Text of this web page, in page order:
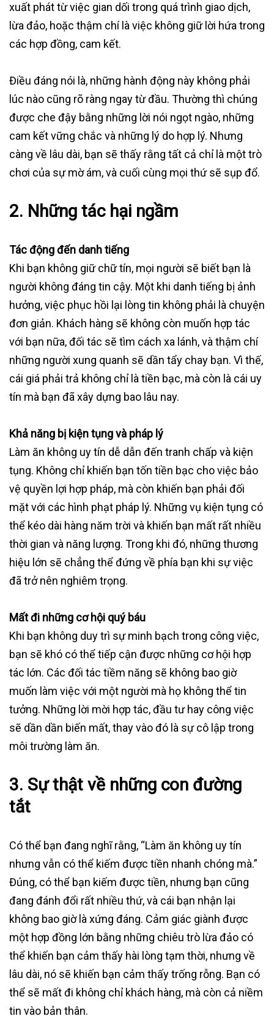
xuất phát từ việc gian dối trong quá trình giao dịch,
lừa đảo, hoặc thậm chí là việc không giữ lời hứa trong
các hợp đồng, cam kết.
Điều đáng nói là, những hành động này không phải
lúc nào cũng rõ ràng ngay từ đầu. Thường thì chúng
được che đậy bằng những lời nói ngọt ngào, những
cam kết vững chắc và những lý do hợp lý. Nhưng
càng về lâu dài, bạn sẽ thấy rằng tất cả chỉ là một trò
chơi của sự mờ ám, và cuối cùng mọi thứ sẽ sụp đổ.
2. Những tác hại ngầm
Tác động đến danh tiếng
Khi bạn không giữ chữ tín, mọi người sẽ biết bạn là
người không đáng tin cậy. Một khi danh tiếng bị ảnh
hưởng, việc phục hồi lại lòng tin không phải là chuyện
đơn giản. Khách hàng sẽ không còn muốn hợp tác
với bạn nữa, đối tác sẽ tìm cách xa lánh, và thậm chí
những người xung quanh sẽ dần tẩy chay bạn. Vì thế,
cái giá phải trả không chỉ là tiền bạc, mà còn là cái uy
tín mà bạn đã xây dựng bao lâu nay.
Khả năng bị kiện tụng và pháp lý
Làm ăn không uy tín dễ dẫn đến tranh chấp và kiện
tụng. Không chỉ khiến bạn tốn tiền bạc cho việc bảo
vệ quyền lợi hợp pháp, mà còn khiến bạn phải đối
mặt với các hình phạt pháp lý. Những vụ kiện tụng có
thể kéo dài hàng năm trời và khiến bạn mất rất nhiều
thời gian và năng lượng. Trong khi đó, những thương
hiệu lớn sẽ chẳng thể đứng về phía bạn khi sự việc
đã trở nên nghiêm trọng.
Mất đi những cơ hội quý báu
Khi bạn không duy trì sự minh bạch trong công việc,
bạn sẽ khó có thể tiếp cận được những cơ hội hợp
tác lớn. Các đối tác tiềm năng sẽ không bao giờ
muốn làm việc với một người mà họ không thể tin
tưởng. Những lời mời hợp tác, đầu tư hay công việc
sẽ dần dần biến mất, thay vào đó là sự cô lập trong
môi trường làm ăn.
3. Sự thật về những con đường
tắt
Có thể bạn đang nghĩ rằng, “Làm ăn không uy tín
nhưng vẫn có thể kiếm được tiền nhanh chóng mà.”
Đúng, có thể bạn kiếm được tiền, nhưng bạn cũng
đang đánh đổi rất nhiều thứ, và cái bạn nhận lại
không bao giờ là xứng đáng. Cảm giác giành được
một hợp đồng lớn bằng những chiêu trò lừa đảo có
thể khiến bạn cảm thấy hài lòng tạm thời, nhưng về
lâu dài, nó sẽ khiến bạn cảm thấy trống rỗng. Bạn có
thể sẽ mất đi không chỉ khách hàng, mà còn cả niềm
tin vào bản thân.